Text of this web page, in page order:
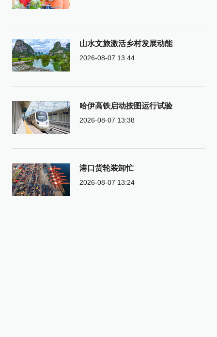
山水文旅激活乡村发展动能
2026-08-07 13:44
哈伊高铁启动按图运行试验
2026-08-07 13:38
港口货轮装卸忙
2026-08-07 13:24